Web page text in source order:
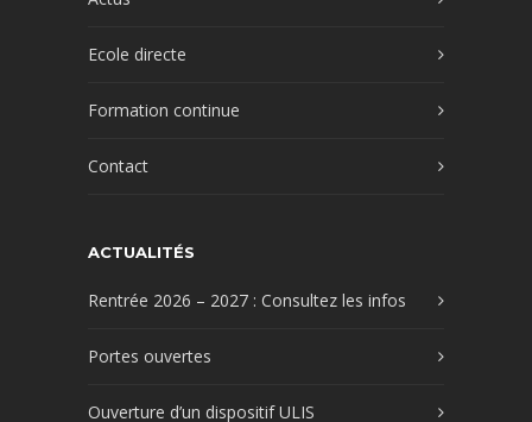
Ecole directe
Formation continue
Contact
ACTUALITÉS
Rentrée 2026 – 2027 : Consultez les infos
Portes ouvertes
Ouverture d’un dispositif ULIS